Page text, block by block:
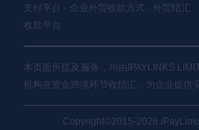
支付平台 · 企业外贸收款方式 · 外贸结汇
收款平台
本页面所提及服务，均由IPAYLINKS
机构在资金跨境环节收结汇，为企业提供
Copyright©2015-2026